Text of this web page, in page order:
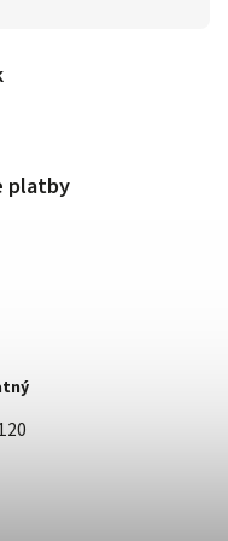
platby